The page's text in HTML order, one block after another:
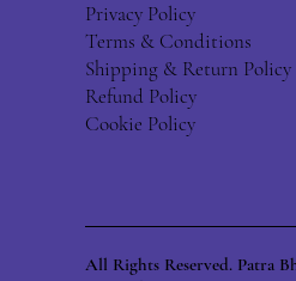
Privacy Policy
Terms & Conditions
Shipping & Return Policy
Refund Policy
Cookie Policy
All Rights Reserved. Patra